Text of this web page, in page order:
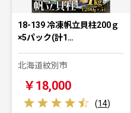
18-139 冷凍帆立貝柱200ｇ
×5パック(計1…
北海道紋別市
￥18,000
(14)